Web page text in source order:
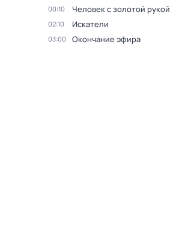
00:10 Человек с золотой рукой
02:10 Искатели
03:00 Окончание эфира